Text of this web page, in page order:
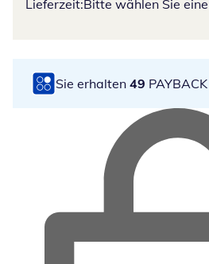
Lieferzeit:Bitte wählen Sie
Sie erhalten 49